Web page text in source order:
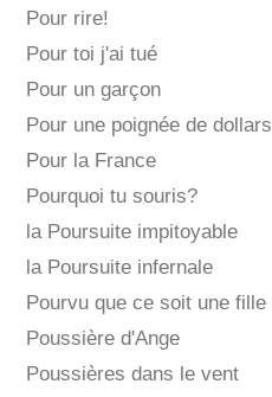
Pour rire!
Pour toi j'ai tué
Pour un garçon
Pour une poignée de dollars
Pour la France
Pourquoi tu souris?
la Poursuite impitoyable
la Poursuite infernale
Pourvu que ce soit une fille
Poussière d'Ange
Poussières dans le vent